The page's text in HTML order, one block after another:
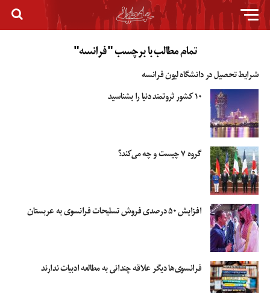
تمام مطالب با برچسب "فرانسه"
شرایط تحصیل در دانشگاه لیون فرانسه
۱۰ کشور ثروتمند دنیا را بشناسید
گروه ۷ چیست و چه می‌کند؟
افزایش ۵۰ درصدی فروش تسلیحات فرانسوی به عربستان
فرانسوی‌ها دیگر علاقه چندانی به مطالعه ادبیات ندارند